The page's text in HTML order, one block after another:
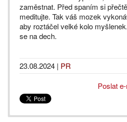
zaměstnat. Před spaním si
meditujte. Tak váš mozek
aby roztáčel velké kolo
se na dech.
23.08.2024 | PR
Poslat